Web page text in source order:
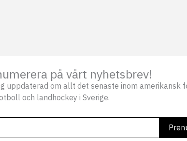
på vårt nyhetsbrev!
uppdaterad om allt det senaste inom amerikansk
och landhockey i Sverige.